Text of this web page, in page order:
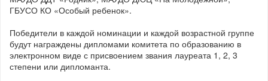
ГБУСО КО «Особый ребенок».
Победители в каждой номинации и каждой возрастной группе
будут награждены дипломами комитета по образованию в
электронном виде с присвоением звания лауреата 1, 2, 3
степени или дипломанта.